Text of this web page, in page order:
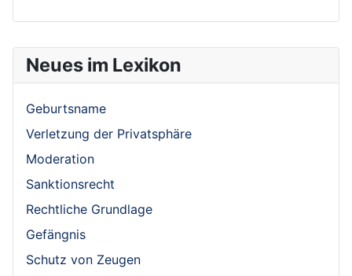
Neues im Lexikon
Geburtsname
Verletzung der Privatsphäre
Moderation
Sanktionsrecht
Rechtliche Grundlage
Gefängnis
Schutz von Zeugen